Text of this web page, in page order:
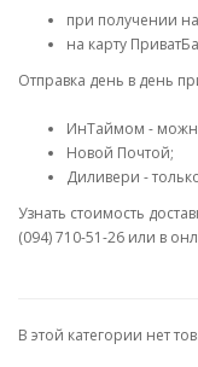
при получении
на карту
Отправка день в день
ИнТаймом -
Новой Почтой;
Диливери -
Узнать стоимость
(094) 710-51-26 или в
В этой категории нет